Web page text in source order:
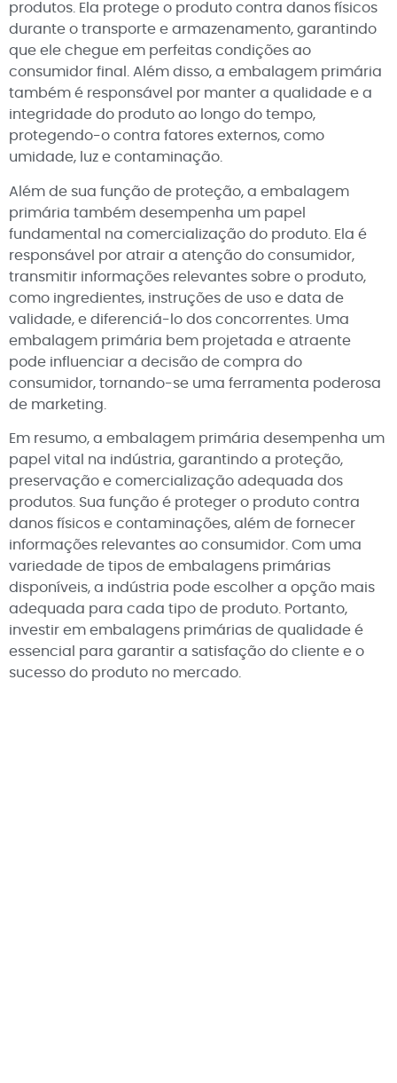
produtos. Ela protege o produto contra danos físicos
durante o transporte e armazenamento, garantindo
que ele chegue em perfeitas condições ao
consumidor final. Além disso, a embalagem primária
também é responsável por manter a qualidade e a
integridade do produto ao longo do tempo,
protegendo-o contra fatores externos, como
umidade, luz e contaminação.
Além de sua função de proteção, a embalagem
primária também desempenha um papel
fundamental na comercialização do produto. Ela é
responsável por atrair a atenção do consumidor,
transmitir informações relevantes sobre o produto,
como ingredientes, instruções de uso e data de
validade, e diferenciá-lo dos concorrentes. Uma
embalagem primária bem projetada e atraente
pode influenciar a decisão de compra do
consumidor, tornando-se uma ferramenta poderosa
de marketing.
Em resumo, a embalagem primária desempenha um
papel vital na indústria, garantindo a proteção,
preservação e comercialização adequada dos
produtos. Sua função é proteger o produto contra
danos físicos e contaminações, além de fornecer
informações relevantes ao consumidor. Com uma
variedade de tipos de embalagens primárias
disponíveis, a indústria pode escolher a opção mais
adequada para cada tipo de produto. Portanto,
investir em embalagens primárias de qualidade é
essencial para garantir a satisfação do cliente e o
sucesso do produto no mercado.